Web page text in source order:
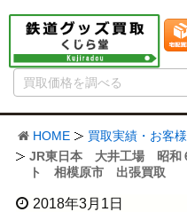
HOME
買取実績・お客
JR東日本 大井工場 昭和
ト 相模原市 出張買取
2018年3月1日